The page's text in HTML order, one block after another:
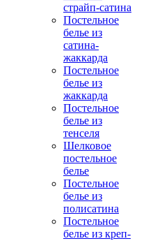
страйп-сатина
Постельное
белье из
сатина-
жаккарда
Постельное
белье из
жаккарда
Постельное
белье из
тенселя
Шелковое
постельное
белье
Постельное
белье из
полисатина
Постельное
белье из креп-